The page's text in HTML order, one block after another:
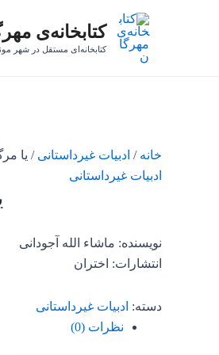
کتابخانه‌ی
کتابخانه‌ای مستقل در شهر
خانه / ادبیات غیرداستانی / یا
ادبیات غیرداستانی
نویسنده: ماشاء الله آجودانی
انتشارات: اختران
دسته: ادبیات غیرداستانی
نظرات (0)